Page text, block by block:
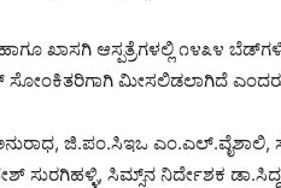
ಖಾಸಗಿ ಆಸ್ಪತ್ರೆಗಳಲ್ಲಿ ೧೪೩೪
ಸೋಂಕಿತರಿಗಾಗಿ ಮೀಸಲಿಡಲಾಗಿದೆ
ಜಿ.ಪಂ.ಸಿಇಒ ಎಂ.ಎಲ್.ವೈಶಾಲಿ,
ಸುರಗಿಹಳ್ಳಿ, ಸಿಮ್ಸ್‌ನ ನಿರ್ದೇಶಕ